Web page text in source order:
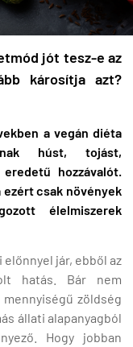
jót tesz-e az
károsítja azt?
a vegán diéta
húst, tojást,
hozzávalót.
ezért csak növények
élelmiszerek
jár, ebből az
hatás. Bár nem
zöldség
állati alapanyagból
Hogy jobban